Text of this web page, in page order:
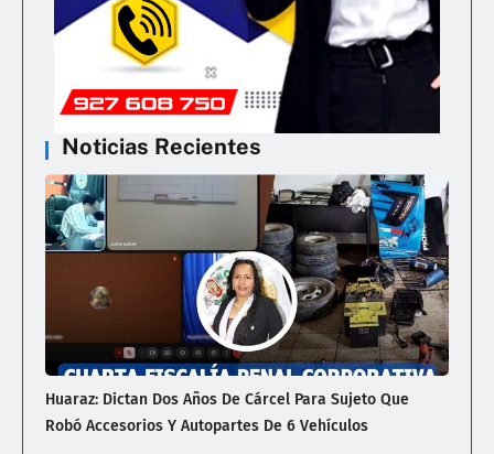
Noticias Recientes
Huaraz: Dictan Dos Años De Cárcel Para Sujeto Que
Robó Accesorios Y Autopartes De 6 Vehículos